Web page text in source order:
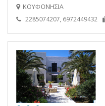
ΚΟΥΦΟΝΗΣΙΑ
2285074207, 6972449432